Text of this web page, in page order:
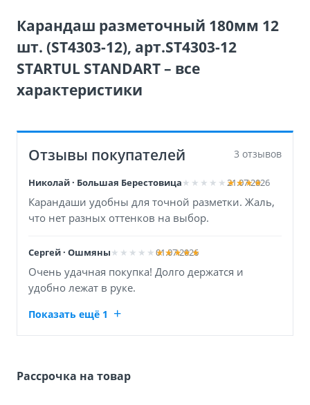
Карандаш разметочный 180мм 12
шт. (ST4303-12), арт.ST4303-12
STARTUL STANDART – все
характеристики
Отзывы покупателей 3 отзывов
Николай · Большая Берестовица 21.07.2026
Карандаши удобны для точной разметки. Жаль,
что нет разных оттенков на выбор.
Сергей · Ошмяны 01.07.2026
Очень удачная покупка! Долго держатся и
удобно лежат в руке.
Показать ещё 1
Рассрочка на товар